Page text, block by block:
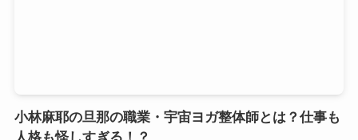
小林麻耶の旦那の職業・宇宙ヨガ整体師とは？仕事も